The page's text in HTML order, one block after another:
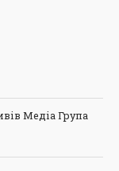
Медіа Група